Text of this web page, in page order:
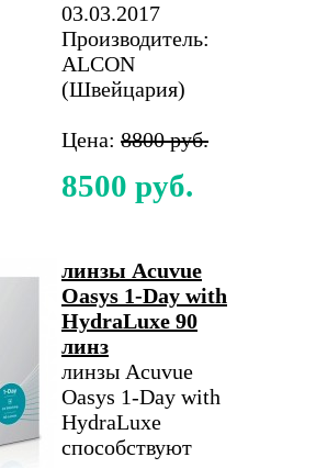
03.03.2017
Производитель:
ALCON
(Швейцария)
Цена: 8800 руб.
8500 руб.
линзы Acuvue
Oasys 1-Day with
HydraLuxe 90
линз
линзы Acuvue
Oasys 1-Day with
HydraLuxe
способствуют